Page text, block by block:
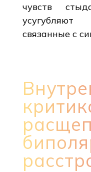
чувств
связанные с